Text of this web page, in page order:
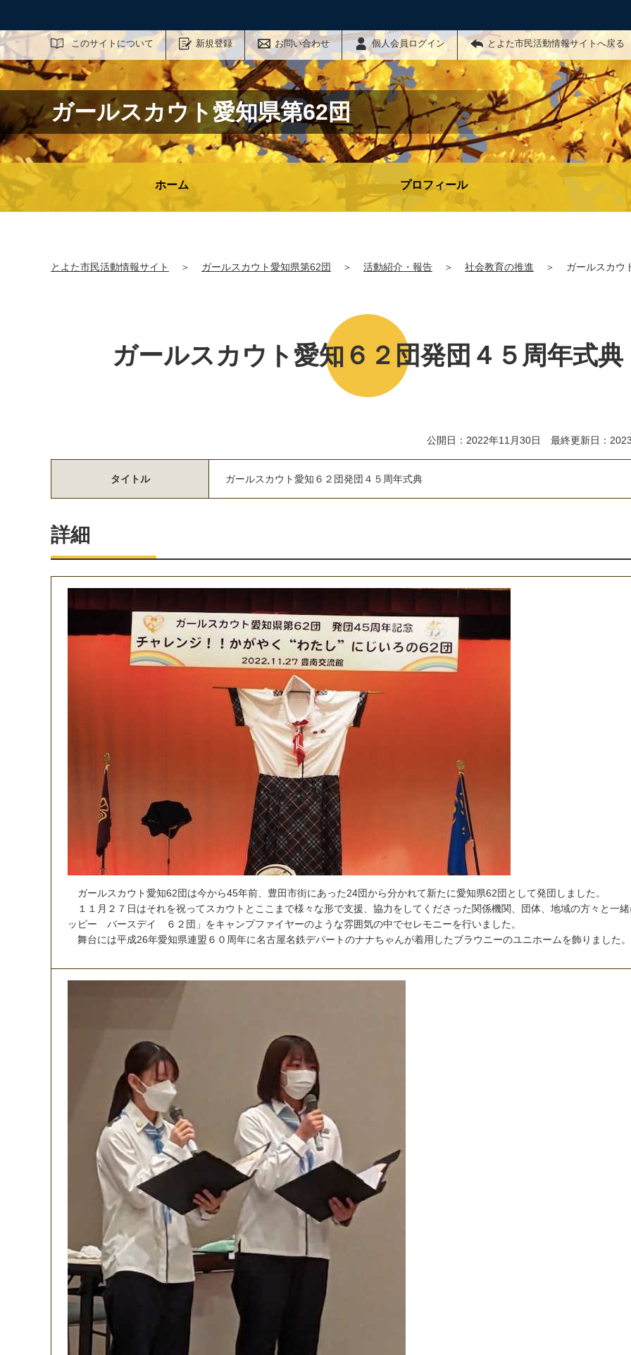
このサイトについて 新規登録 お問い合わせ 個人会員ログイン とよた市民活動情報サイトへ戻る
サイト内検索
ガールスカウト愛知県第62団
ホーム プロフィール
とよた市民活動情報サイト ＞ ガールスカウト愛知県第62団 ＞ 活動紹介・報告 ＞ 社会教育の推進 ＞ ガールスカウ
ガールスカウト愛知６２団発団４５周年式典
公開日：2022年11月30日 最終更新日：
タイトル ガールスカウ ト愛知 ６ ２ 団発団 ４ ５ 周年式典
詳細
ガールスカウ ト愛知62団は今から45年前、 豊田市街にあった24団から分かれて新たに愛知県62団 と して発団 し ま した。
１ １ 月 ２ ７ 日はそれを祝ってスカウ ト と こ こ ま で様 々 な形で支援、 協力を して く ださ った関係機関、 団体、 地域の方々 と一緒
ッ ピー バースデイ ６ ２ 団 」 をキャ ンプフ ァイヤーのよ う な雰囲気の中でセレモニーを行いま した。
舞台には平成26年愛知県連盟 ６ ０ 周年に名古屋名鉄デパー トのナナちゃんが着用 したブラウニーのユニホームを飾り ま した。